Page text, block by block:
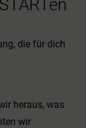
die für dich
heraus, was
wir